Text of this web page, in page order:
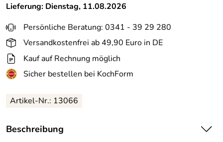
Lieferung: Dienstag, 11.08.2026
Persönliche Beratung: 0341 - 39 29 280
Versandkostenfrei ab 49,90 Euro in DE
Kauf auf Rechnung möglich
Sicher bestellen bei KochForm
Artikel-Nr.: 13066
Beschreibung